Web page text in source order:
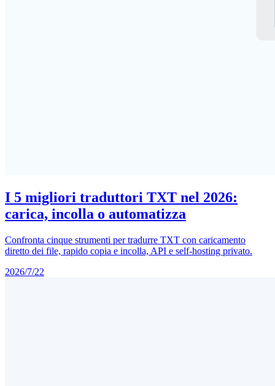
I 5 migliori traduttori TXT nel 2026:
carica, incolla o automatizza
Confronta cinque strumenti per tradurre TXT con caricamento
diretto dei file, rapido copia e incolla, API e self-hosting privato.
2026/7/22